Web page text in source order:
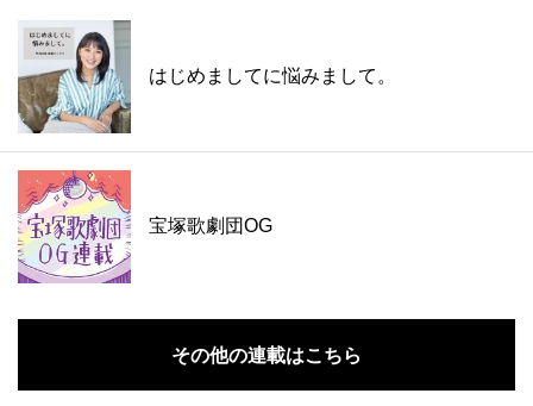
はじめましてに悩みまして。
宝塚歌劇団OG
その他の連載はこちら